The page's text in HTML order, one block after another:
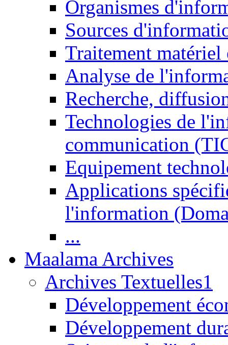
Organismes
Sources
Traitement matériel
Analyse de
Recherche,
Technologies de
communication
Equipement
Applications
l'information
...
Maalama Archives
Archives Textuelles1
Développement
Développement